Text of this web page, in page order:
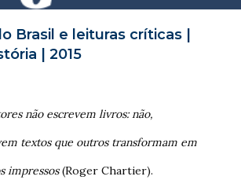
Brasil e leituras críticas |
| 2015
não escrevem livros: não,
textos que outros transformam em
impressos(Roger Chartier).